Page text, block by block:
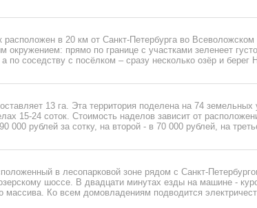
расположен в 20 км от Санкт-Петербурга во
окружением: прямо по границе с участками зеленеет
по соседству с посёлком – сразу несколько озёр и берег
13 га. Эта территория поделена на 74 земельных
15-24 соток. Стоимость наделов зависит от
000 рублей за сотку, на второй - в 70 000 рублей, на
в лесопарковой зоне рядом с Санкт-
шоссе. В двадцати минутах езды на машине -
массива. Ко всем домовладениям подводится